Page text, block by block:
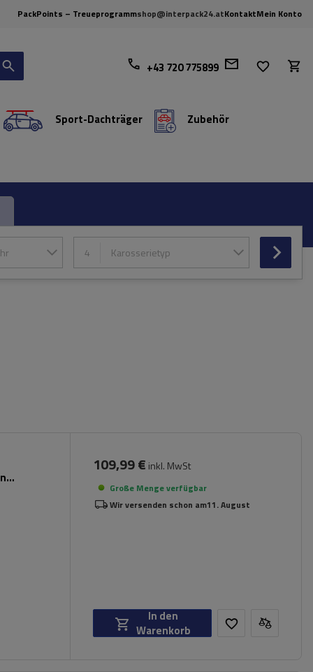
PackPoints – Treueprogrammshop@interpack24.atKontaktMein Konto
+43 720 775899
Sport-Dachträger Zubehör
4 Karosserietyp
109,99 € inkl. MwSt
Große Menge verfügbar
Wir versenden schon am11. August
In den
Warenkorb